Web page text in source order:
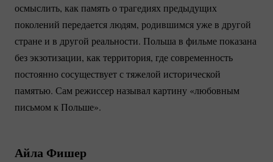
осмыслить, как память о трагедиях предыдущих
поколений передается людям, родившимся уже в другой
стране и в другой реальности. Польша в фильме показана
без экзотизации, как территория, где современность
постоянно сосуществует с тяжелой исторической
памятью. Сам режиссер называл картину «любовным
письмом к Польше».
Айла Фишер